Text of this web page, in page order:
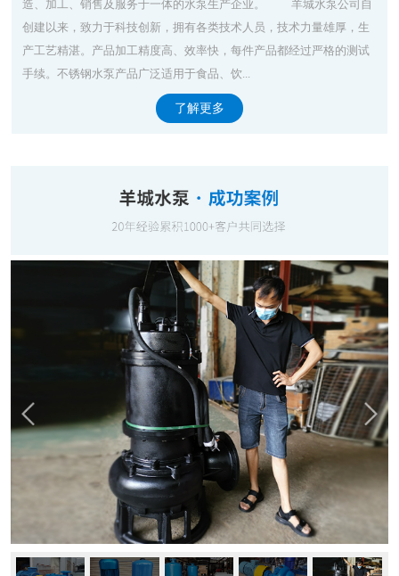
造、加工、销售及服务于一体的水泵生产企业。 羊城水泵公司自
创建以来，致力于科技创新，拥有各类技术人员，技术力量雄厚，生
产工艺精湛。产品加工精度高、效率快，每件产品都经过严格的测试
手续。不锈钢水泵产品广泛适用于食品、饮...
了解更多